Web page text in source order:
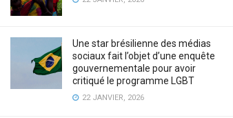
Une star brésilienne des médias
sociaux fait l’objet d’une enquête
gouvernementale pour avoir
critiqué le programme LGBT
22 JANVIER, 2026